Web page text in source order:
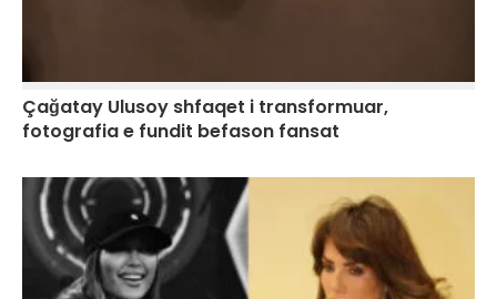
Çağatay Ulusoy shfaqet i transformuar,
fotografia e fundit befason fansat